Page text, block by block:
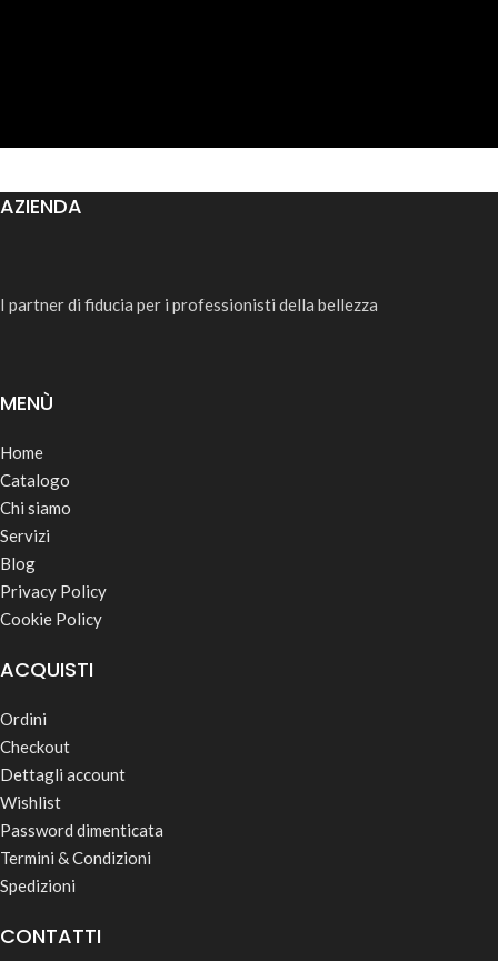
AZIENDA
I partner di fiducia per i professionisti della bellezza
MENÙ
Home
Catalogo
Chi siamo
Servizi
Blog
Privacy Policy
Cookie Policy
ACQUISTI
Ordini
Checkout
Dettagli account
Wishlist
Password dimenticata
Termini & Condizioni
Spedizioni
CONTATTI